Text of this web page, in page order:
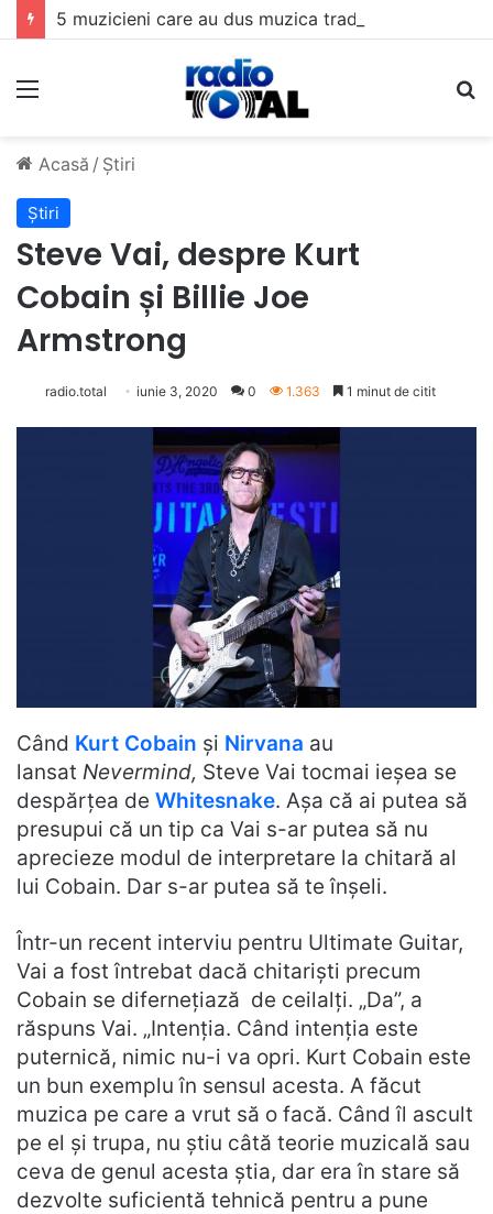
Meniu
Acasă / Știri
Știri
Steve Vai, despre Kurt
Cobain și Billie Joe
Armstrong
radio.total iunie 3, 2020 0 1.363 1 minut de citit
Când Kurt Cobain și Nirvana au
lansat Nevermind, Steve Vai tocmai ieșea se
despărțea de Whitesnake. Așa că ai putea să
presupui că un tip ca Vai s-ar putea să nu
aprecieze modul de interpretare la chitară al
lui Cobain. Dar s-ar putea să te înșeli.
Într-un recent interviu pentru Ultimate Guitar,
Vai a fost întrebat dacă chitariști precum
Cobain se difernețiază de ceilalți. „Da”, a
răspuns Vai. „Intenția. Când intenția este
puternică, nimic nu-i va opri. Kurt Cobain este
un bun exemplu în sensul acesta. A făcut
muzica pe care a vrut să o facă. Când îl ascult
pe el și trupa, nu știu câtă teorie muzicală sau
ceva de genul acesta știa, dar era în stare să
dezvolte suficientă tehnică pentru a pune